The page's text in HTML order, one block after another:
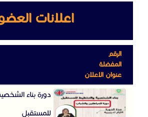
اعلانات
الرقم
المفضلة
عنوان الاعلان
دورة بناء
للمستقبل